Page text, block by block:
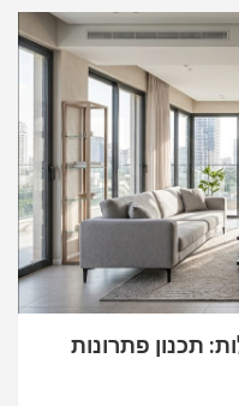
תכנון פתרונות